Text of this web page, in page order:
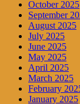
October 2025
September
August 2025
July 2025
June 2025
May 2025
April 2025
March 2025
February
January 2025